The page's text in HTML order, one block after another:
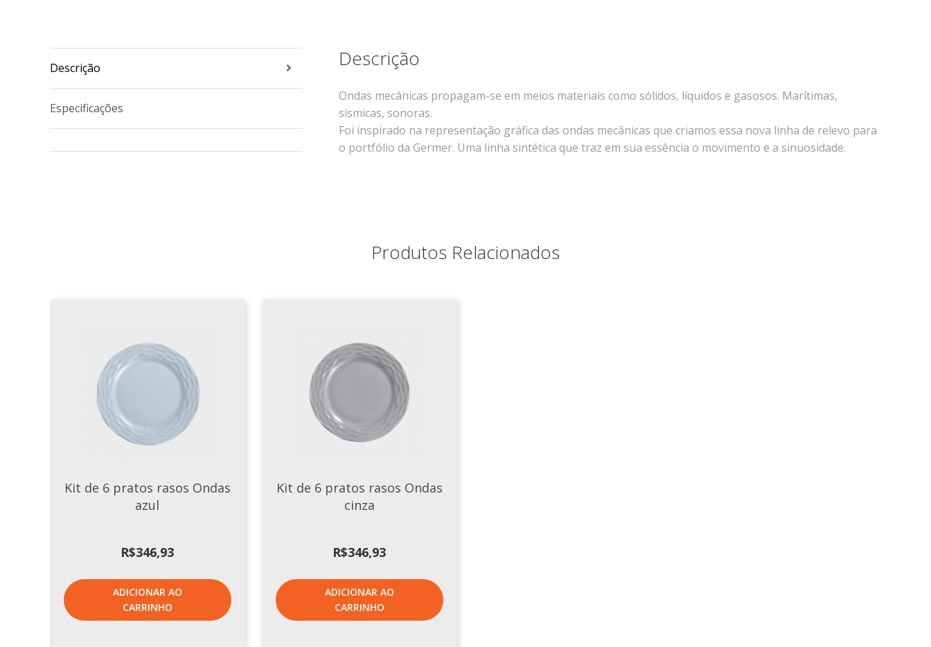
Descrição
Especificações
Descrição
Ondas mecânicas propagam-se em meios materiais como sólidos, líquidos e gasosos. Marítimas,
sísmicas, sonoras.
Foi inspirado na representação gráfica das ondas mecânicas que criamos essa nova linha de relevo para
o portfólio da Germer. Uma linha sintética que traz em sua essência o movimento e a sinuosidade.
Produtos Relacionados
Kit de 6 pratos rasos Ondas
azul
R$346,93
ADICIONAR AO
CARRINHO
Kit de 6 pratos rasos Ondas
cinza
R$346,93
ADICIONAR AO
CARRINHO